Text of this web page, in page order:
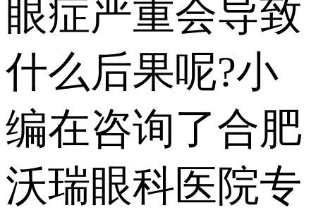
眼症严重会导致
什么后果呢?小
编在咨询了合肥
沃瑞眼科医院专